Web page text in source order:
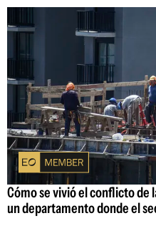
Cómo se vivió el conflicto de
un departamento donde el